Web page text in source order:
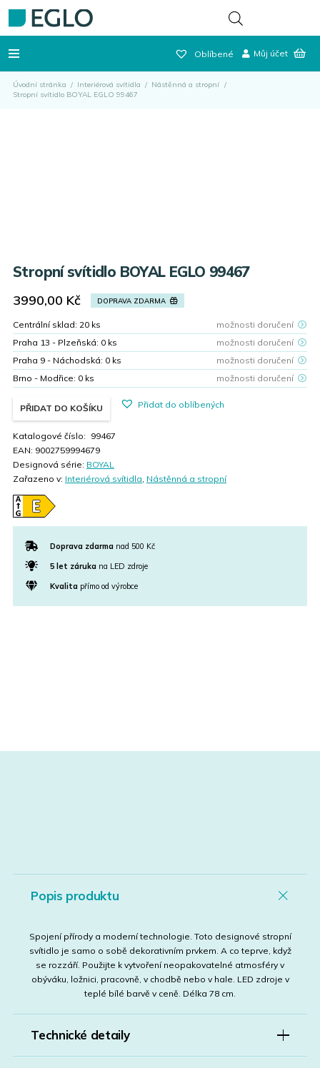
Oblíbené Můj účet
Úvodní stránka / Interiérová svítidla / Nástěnná a stropní /
Stropní svítidlo BOYAL EGLO 99467
Stropní svítidlo BOYAL EGLO 99467
3990,00 Kč DOPRAVA ZDARMA
Centrální sklad: 20 ks
možnosti doručení
Praha 13 - Plzeňská: 0 ks
možnosti doručení
Praha 9 - Náchodská: 0 ks
možnosti doručení
Brno - Modřice: 0 ks možnosti doručení
PŘIDAT DO KOŠÍKU Přidat do oblíbených
Katalogové číslo: 99467
EAN: 9002759994679
Designová série: BOYAL
Zařazeno v: Interiérová svítidla Nástěnná a stropní
Doprava zdarma nad 500 Kč
5 let zárukana LED zdroje
Kvalitapřímo od výrobce
Popis produktu
Spojení přírody a moderní technologie. Toto designové stropní
svítidlo je samo o sobě dekorativním prvkem. A co teprve, když
se rozzáří. Použijte k vytvoření neopakovatelné atmosféry v
obýváku, ložnici, pracovně, v chodbě nebo v hale. LED zdroje v
teplé bílé barvě v ceně. Délka 78 cm.
Technické detaily